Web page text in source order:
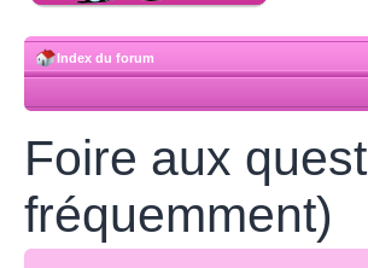
Index du forum
Foire aux
fréquemment)